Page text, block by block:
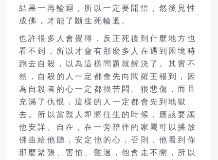
結果一再輪迴，所以一定要開悟，然後見性
成佛，才能了斷生死輪迴。
也許很多人會覺得，反正死後到什麼地方也
看不到，所以才會有那麼多人在遇到困境時
跑去自殺，以為這樣問題就解決了。其實不
然，自殺的人一定都會先向閻羅王報到，因
為自殺者的心一定都很苦悶、很悲傷，而且
充滿了仇恨，這樣的人一定都會先到地獄
去。所以當親人即將往生的時候，應該要讓
他安詳、自在，在一旁陪伴的家屬可以播放
佛曲給他聽，安定他的心，否則，他看到你
那麼緊張、害怕、難過，他會走不開，所以